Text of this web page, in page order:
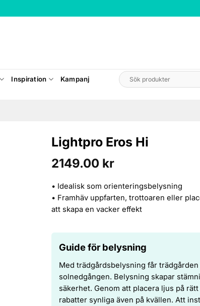
Inspiration Kampanj
Sök
efter:
Lightpro Eros Hi
2149.00 kr
• Idealisk som orienteringsbelysning
• Framhäv uppfarten, trottoaren eller
att skapa en vacker effekt
Guide för belysning
Med trädgårdsbelysning får
solnedgången. Belysning skapar
säkerhet. Genom att placera ljus på
rabatter synliga även på kvällen. Att